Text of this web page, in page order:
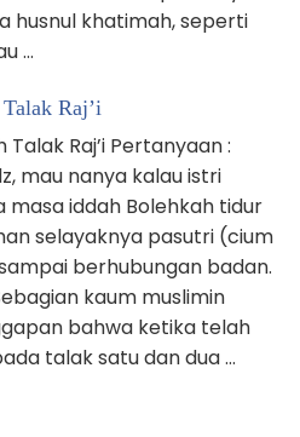
husnul khatimah, seperti
…
Raj’i
Raj’i Pertanyaan :
mau nanya kalau istri
masa iddah Bolehkah tidur
selayaknya pasutri (cium
berhubungan badan.
kaum muslimin
bahwa ketika telah
talak satu dan dua …